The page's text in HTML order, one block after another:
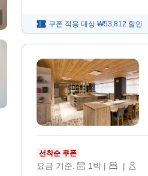
쿠폰 적용 대상 ₩53,812 할인
선착순 쿠폰
요금 기준: 1박 | |